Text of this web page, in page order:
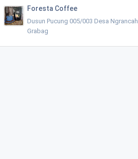
Foresta Coffee
Dusun Pucung 005/003 Desa Ngrancah
Grabag